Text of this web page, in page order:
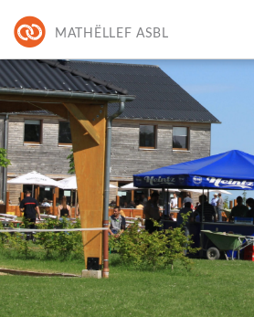
MATHËLLEF ASBL